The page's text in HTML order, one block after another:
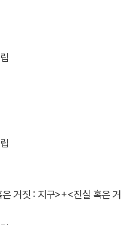
거짓 : 지구>+<진실 혹은 거